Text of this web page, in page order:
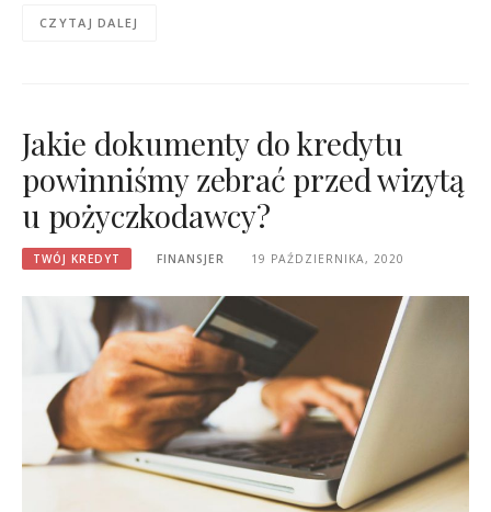
CZYTAJ DALEJ
Jakie dokumenty do kredytu
powinniśmy zebrać przed wizytą
u pożyczkodawcy?
TWÓJ KREDYT FINANSJER 19 PAŹDZIERNIKA, 2020